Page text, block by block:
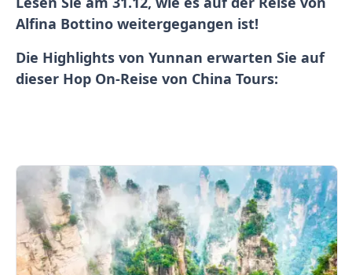
Alfina Bottino weitergegangen ist!
Die Highlights von Yunnan erwarten Sie auf
dieser Hop On-Reise von China Tours: